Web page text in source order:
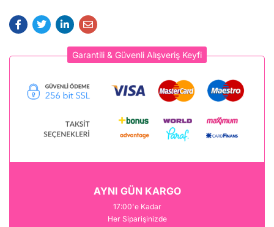
Garantili & Güvenli Alışveriş Keyfi
AYNI GÜN KARGO
17:00'e Kadar
Her Siparişinizde